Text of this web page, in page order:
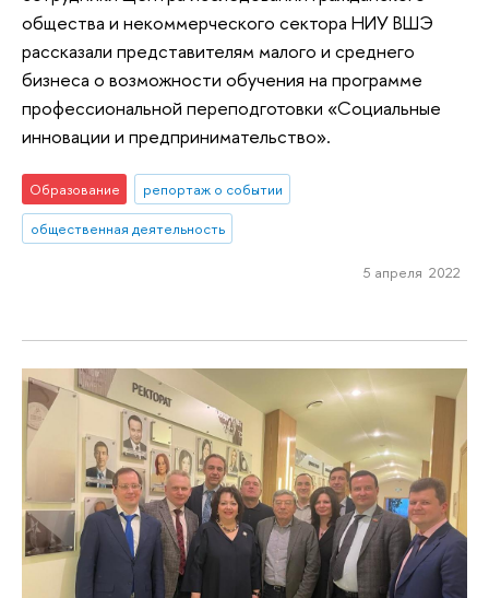
общества и некоммерческого сектора НИУ ВШЭ
рассказали представителям малого и среднего
бизнеса о возможности обучения на программе
профессиональной переподготовки «Социальные
инновации и предпринимательство».
Образование
репортаж о событии
общественная деятельность
5 апреля 2022